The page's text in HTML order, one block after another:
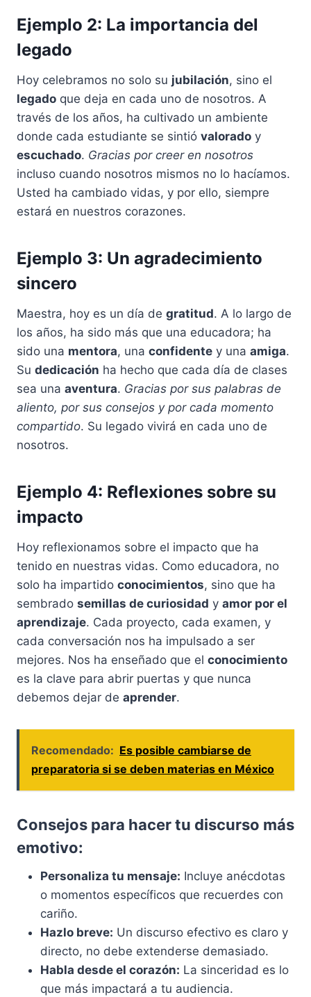
Ejemplo 2: La importancia del
legado
Hoy celebramos no solo su jubilación, sino el
legado que deja en cada uno de nosotros. A
través de los años, ha cultivado un ambiente
donde cada estudiante se sintió valorado y
escuchado. Gracias por creer en nosotros
incluso cuando nosotros mismos no lo hacíamos.
Usted ha cambiado vidas, y por ello, siempre
estará en nuestros corazones.
Ejemplo 3: Un agradecimiento
sincero
Maestra, hoy es un día de gratitud. A lo largo de
los años, ha sido más que una educadora; ha
sido una mentora, una confidente y una amiga.
Su dedicación ha hecho que cada día de clases
sea una aventura. Gracias por sus palabras de
aliento, por sus consejos y por cada momento
compartido. Su legado vivirá en cada uno de
nosotros.
Ejemplo 4: Reflexiones sobre su
impacto
Hoy reflexionamos sobre el impacto que ha
tenido en nuestras vidas. Como educadora, no
solo ha impartido conocimientos, sino que ha
sembrado semillas de curiosidad y amor por el
aprendizaje. Cada proyecto, cada examen, y
cada conversación nos ha impulsado a ser
mejores. Nos ha enseñado que el conocimiento
es la clave para abrir puertas y que nunca
debemos dejar de aprender.
Recomendado: Es posible cambiarse de
preparatoria si se deben materias en México
Consejos para hacer tu discurso más
emotivo:
Personaliza tu mensaje: Incluye anécdotas
o momentos específicos que recuerdes con
cariño.
Hazlo breve: Un discurso efectivo es claro y
directo, no debe extenderse demasiado.
Habla desde el corazón: La sinceridad es lo
que más impactará a tu audiencia.